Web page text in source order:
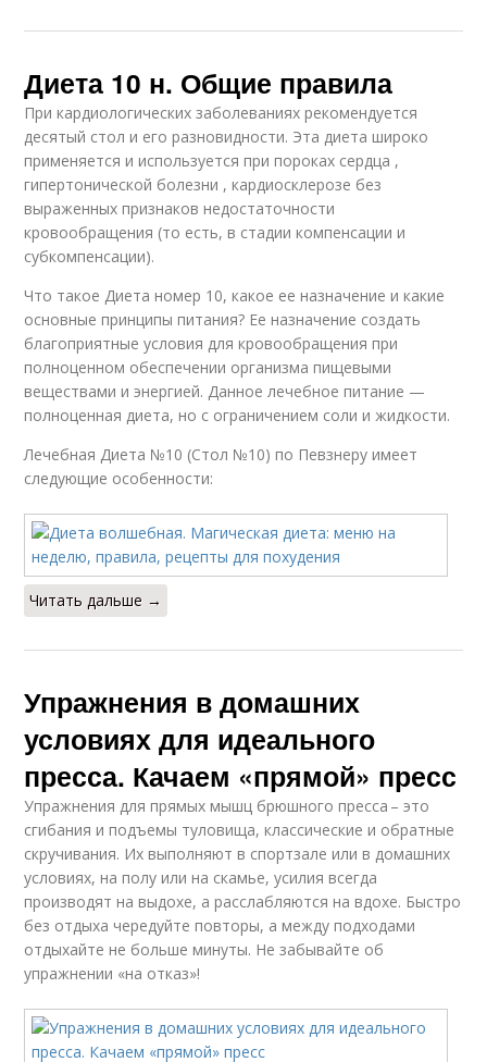
Диета 10 н. Общие правила
При кардиологических заболеваниях рекомендуется
десятый стол и его разновидности. Эта диета широко
применяется и используется при пороках сердца ,
гипертонической болезни , кардиосклерозе без
выраженных признаков недостаточности
кровообращения (то есть, в стадии компенсации и
субкомпенсации).
Что такое Диета номер 10, какое ее назначение и какие
основные принципы питания? Ее назначение создать
благоприятные условия для кровообращения при
полноценном обеспечении организма пищевыми
веществами и энергией. Данное лечебное питание —
полноценная диета, но с ограничением соли и жидкости.
Лечебная Диета №10 (Стол №10) по Певзнеру имеет
следующие особенности:
Читать дальше →
Упражнения в домашних
условиях для идеального
пресса. Качаем «прямой» пресс
Упражнения для прямых мышц брюшного пресса – это
сгибания и подъемы туловища, классические и обратные
скручивания. Их выполняют в спортзале или в домашних
условиях, на полу или на скамье, усилия всегда
производят на выдохе, а расслабляются на вдохе. Быстро
без отдыха чередуйте повторы, а между подходами
отдыхайте не больше минуты. Не забывайте об
упражнении «на отказ»!